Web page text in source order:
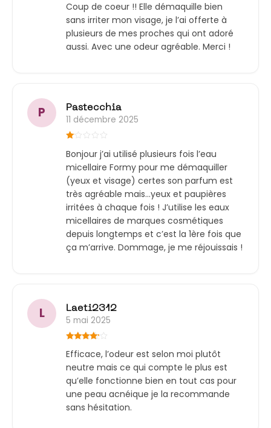
Elle se distingue par :
Une action 2 en 1 : nettoyante et
démaquillante
Une composition naturelle : sans
sulfates, sans paraben, sans alcool
et sans allergènes
Une agréable sensation de
fraîcheur après application
Un léger parfum aérien et frais
Une excellente tolérance pour le
visage et le contour des yeux
5
Coup de coeur !! Elle démaquille bien
sans irriter mon visage, je l’ai offerte à
plusieurs de mes proches qui ont adoré
aussi. Avec une odeur agréable. Merci !
P
1
sur
Pastecchia
11 décembre 2025
Bonjour j’ai utilisé plusieurs fois l’eau
micellaire Formy pour me démaquiller
(yeux et visage) certes son parfum est
très agréable mais…yeux et paupières
irritées à chaque fois ! J’utilise les eaux
micellaires de marques cosmétiques
depuis longtemps et c’est la 1ère fois que
ça m’arrive. Dommage, je me réjouissais !
L
sur 5
Laeti2312
5 mai 2025
Efficace, l’odeur est selon moi plutôt
neutre mais ce qui compte le plus est
qu’elle fonctionne bien en tout cas pour
une peau acnéique je la recommande
sans hésitation.